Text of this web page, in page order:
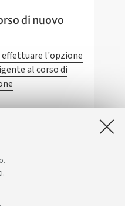
di nuovo
l'opzione
al corso di